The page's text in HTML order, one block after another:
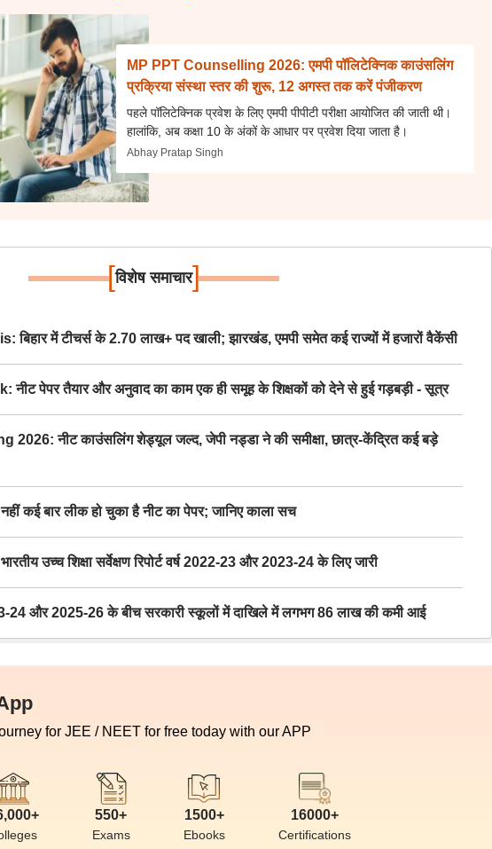
MP PPT Counselling 2026: एमपी पॉलिटेक्निक काउंसलिंग
प्रक्रिया संस्था स्तर की शुरू, 12 अगस्त तक करें पंजीकरण
पहले पॉलिटेक्निक प्रवेश के लिए एमपी पीपीटी परीक्षा आयोजित की जाती थी।
हालांकि, अब कक्षा 10 के अंकों के आधार पर प्रवेश दिया जाता है।
Abhay Pratap Singh
[विशेष समाचार]
में टीचर्स के 2.70 लाख+ पद खाली; झारखंड, एमपी समेत कई राज्यों में हजारों वैकेंसी
पेपर तैयार और अनुवाद का काम एक ही समूह के शिक्षकों को देने से हुई गड़बड़ी - सूत्र
नीट काउंसलिंग शेड्यूल जल्द, जेपी नड्डा ने की समीक्षा, छात्र-केंद्रित कई बड़े
कई बार लीक हो चुका है नीट का पेपर; जानिए काला सच
उच्च शिक्षा सर्वेक्षण रिपोर्ट वर्ष 2022-23 और 2023-24 के लिए जारी
24 और 2025-26 के बीच सरकारी स्कूलों में दाखिले में लगभग 86 लाख की कमी आई
for JEE / NEET for free today with our APP
550+
Exams
1500+
Ebooks
16000+
Certifications